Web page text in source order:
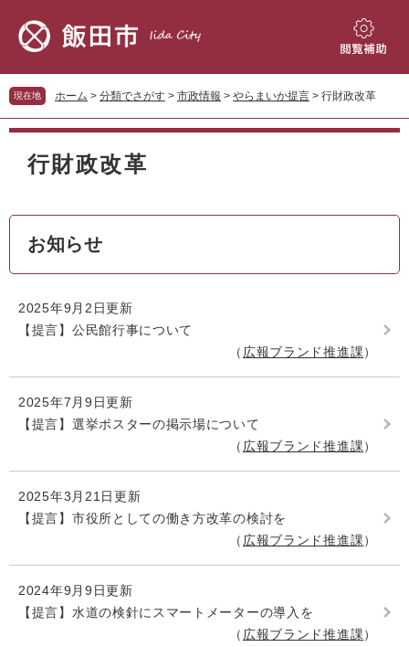
先
頭
を
飛
へ
閲
補
現在地 ホーム > 分類でさがす > 市政情報 > やらまいか提言 > 行財政改革
本
行財政改革
お知らせ
2025年9月2日更新
【提言】公民館行事について
広報ブランド推進課
2025年7月9日更新
【提言】選挙ポスターの掲示場について
広報ブランド推進課
2025年3月21日更新
【提言】市役所としての働き方改革の検討を
広報ブランド推進課
2024年9月9日更新
【提言】水道の検針にスマートメーターの導入を
広報ブランド推進課